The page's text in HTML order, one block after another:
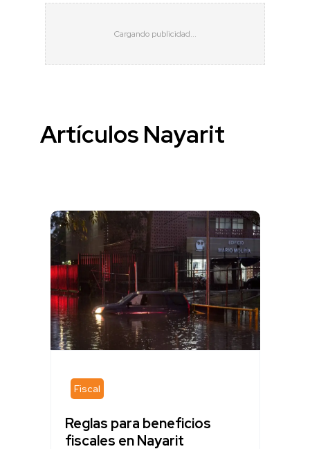
Artículos Nayarit
Fiscal
Reglas para beneficios
fiscales en Nayarit